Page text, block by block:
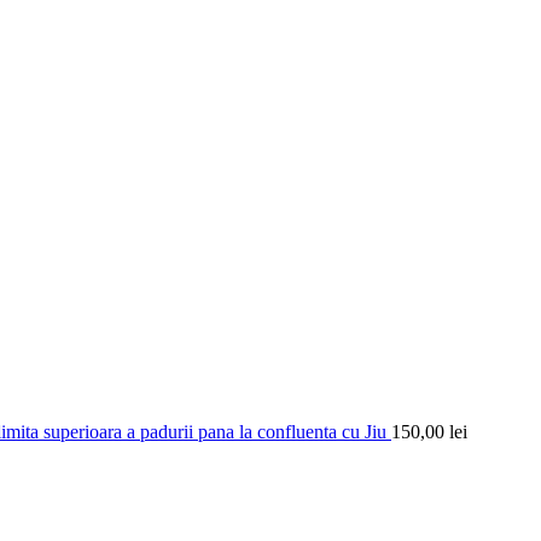
superioara a padurii pana la confluenta cu Jiu 150,00 lei